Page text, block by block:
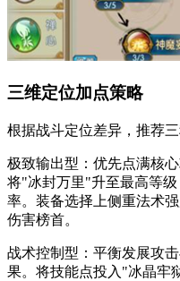
三维定位加点策略
根据战斗定位差异，推荐三
极致输出型：优先点满核
将"冰封万里"升至最高等
率。装备选择上侧重法术
伤害榜首。
战术控制型：平衡发展攻
果。将技能点投入"冰晶牢